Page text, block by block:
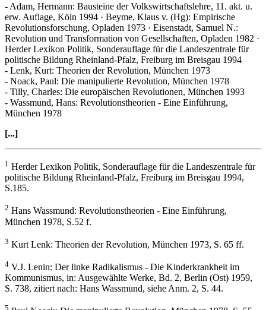
- Adam, Hermann: Bausteine der Volkswirtschaftslehre, 11. akt. u.
erw. Auflage, Köln 1994 · Beyme, Klaus v. (Hg): Empirische
Revolutionsforschung, Opladen 1973 · Eisenstadt, Samuel N.:
Revolution und Transformation von Gesellschaften, Opladen 1982 ·
Herder Lexikon Politik, Sonderauflage für die Landeszentrale für
politische Bildung Rheinland-Pfalz, Freiburg im Breisgau 1994
- Lenk, Kurt: Theorien der Revolution, München 1973
- Noack, Paul: Die manipulierte Revolution, München 1978
- Tilly, Charles: Die europäischen Revolutionen, München 1993
- Wassmund, Hans: Revolutionstheorien - Eine Einführung,
München 1978
[...]
1 Herder Lexikon Politik, Sonderauflage für die Landeszentrale für
politische Bildung Rheinland-Pfalz, Freiburg im Breisgau 1994,
S.185.
2 Hans Wassmund: Revolutionstheorien - Eine Einführung,
München 1978, S.52 f.
3 Kurt Lenk: Theorien der Revolution, München 1973, S. 65 ff.
4 V.J. Lenin: Der linke Radikalismus - Die Kinderkrankheit im
Kommunismus, in: Ausgewählte Werke, Bd. 2, Berlin (Ost) 1959,
S. 738, zitiert nach: Hans Wassmund, siehe Anm. 2, S. 44.
5